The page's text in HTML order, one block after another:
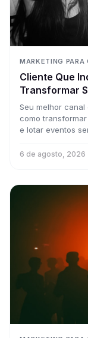
MARKETING PARA
Cliente Que
Transformar
Marca (Sem
Seu melhor canal
como
e lotar eventos
6 de agosto, 2026